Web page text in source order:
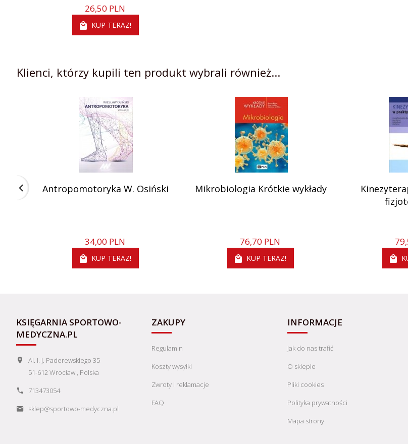
26,50 PLN
KUP TERAZ!
Klienci, którzy kupili ten produkt wybrali również...
Antropomotoryka W. Osiński
34,00 PLN
KUP TERAZ!
Mikrobiologia Krótkie wykłady
76,70 PLN
KUP TERAZ!
79,
KSIĘGARNIA SPORTOWO-
MEDYCZNA.PL
Al. I. J. Paderewskiego 35
51-612 Wrocław, Polska
713473054
sklep@sportowo-medyczna.pl
ZAKUPY
Regulamin
Koszty wysyłki
Zwroty i reklamacje
FAQ
INFORMACJE
Jak do nas trafić
O sklepie
Pliki cookies
Polityka prywatności
Mapa strony